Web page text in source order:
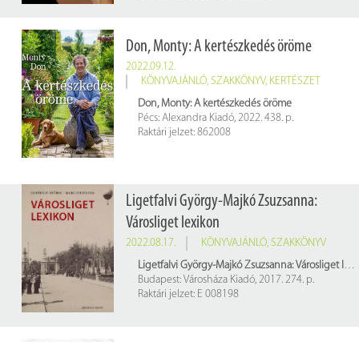
Don, Monty: A kertészkedés öröme
2022.09.12.
KÖNYVAJÁNLÓ, SZAKKÖNYV, KERTÉSZET
Don, Monty: A kertészkedés öröme
Pécs: Alexandra Kiadó, 2022. 438. p.
Raktári jelzet: 862008
Ligetfalvi György-Majkó Zsuzsanna:
Városliget lexikon
2022.08.17. KÖNYVAJÁNLÓ, SZAKKÖNYV
Ligetfalvi György-Majkó Zsuzsanna: Városliget lexikon
Budapest: Városháza Kiadó, 2017. 274. p.
Raktári jelzet: E 008198